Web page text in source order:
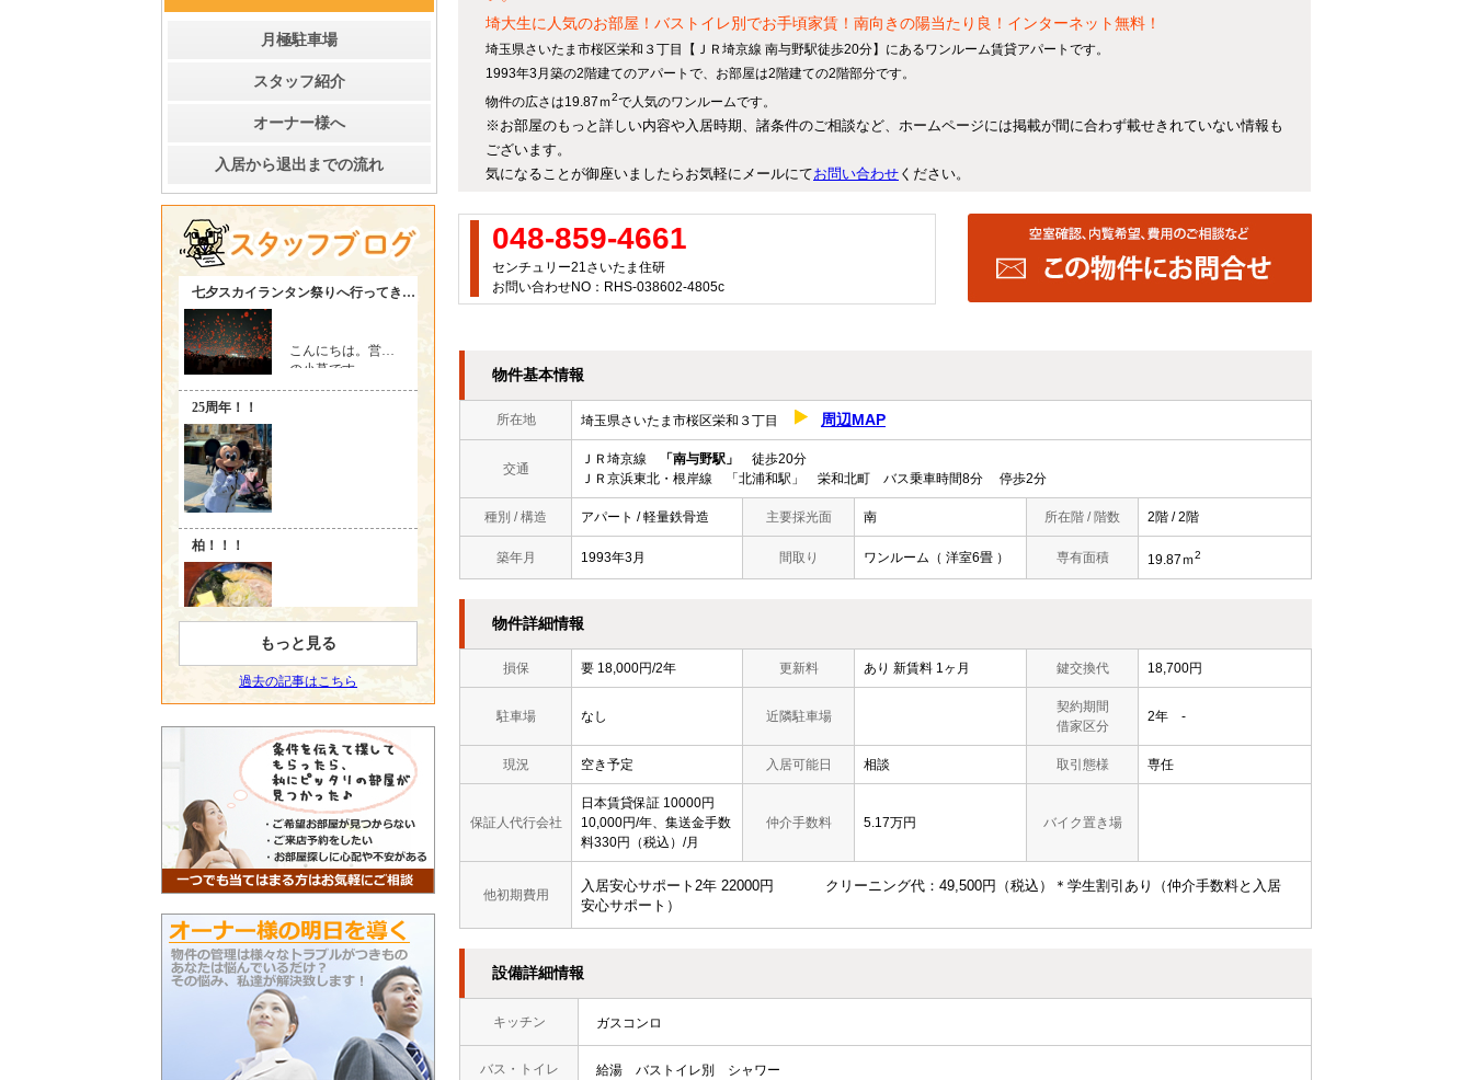
埼大生に人気のお部屋！バストイレ別でお手頃家賃！南向きの陽当たり良！インターネット無料！
埼玉県さいたま市桜区栄和３丁目【ＪＲ埼京線 南与野駅徒歩20分】にあるワンルーム賃貸アパートです。
1993年3月築の2階建てのアパートで、お部屋は2階建ての2階部分です。
物件の広さは19.87ｍ2で人気のワンルームです。
※お部屋のもっと詳しい内容や入居時期、諸条件のご相談など、ホームページには掲載が間に合わず載せきれていない情報も
ございます。
気になることが御座いましたらお気軽にメールにてお問い合わせ ください。
048-859-4661
センチュリー21さいたま住研
お問い合わせNO：RHS-038602-4805c
物件基本情報
所在地 埼玉県さいたま市桜区栄和３丁目 周辺MAP
交通
ＪＲ埼京線 「南与野駅」
徒歩20分
ＪＲ京浜東北・根岸線 「北浦和駅」 栄和北町 バス乗車時間8分 停歩2分
種別 / 構造 アパート / 軽量鉄骨造 主要採光面 南 所在階 / 階数 2階 / 2階
築年月 1993年3月 間取り ワンルーム（ 洋室6畳 ） 専有面積 19.87ｍ2
物件詳細情報
損保 要 18,000円/2年 更新料 あり 新賃料 1ヶ月 鍵交換代 18,700円
駐車場 なし 近隣駐車場
契約期間
借家区分
2年 -
現況 空き予定 入居可能日 相談 取引態様 専任
保証人代行会社
日本賃貸保証 10000円
10,000円/年、集送金手数
料330円（税込）/月
仲介手数料 5.17万円 バイク置き場
他初期費用
入居安心サポート2年 22000円 クリーニング代：49,500円（税込）＊学生割引あり（仲介手数料と入居
安心サポート）
設備詳細情報
キッチン ガスコンロ
バス・トイレ 給湯 バストイレ別 シャワー
月極駐車場
スタッフ紹介
オーナー様へ
入居から退出までの流れ
もっと見る
過去の記事はこちら